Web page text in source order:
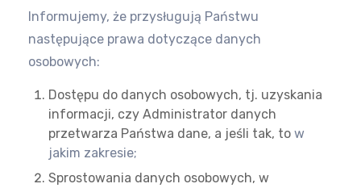
Informujemy, że przysługują Państwu
następujące prawa dotyczące danych
osobowych:
Dostępu do danych osobowych, tj. uzyskania
informacji, czy Administrator danych
przetwarza Państwa dane, a jeśli tak, to w
jakim zakresie;
Sprostowania danych osobowych, w